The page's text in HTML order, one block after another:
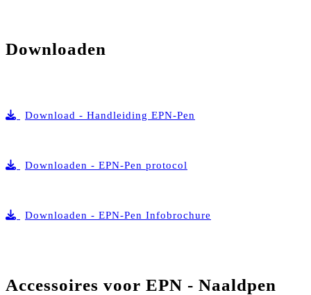
Downloaden
Download - Handleiding EPN-Pen
Downloaden - EPN-Pen protocol
Downloaden - EPN-Pen Infobrochure
Accessoires voor EPN - Naaldpen